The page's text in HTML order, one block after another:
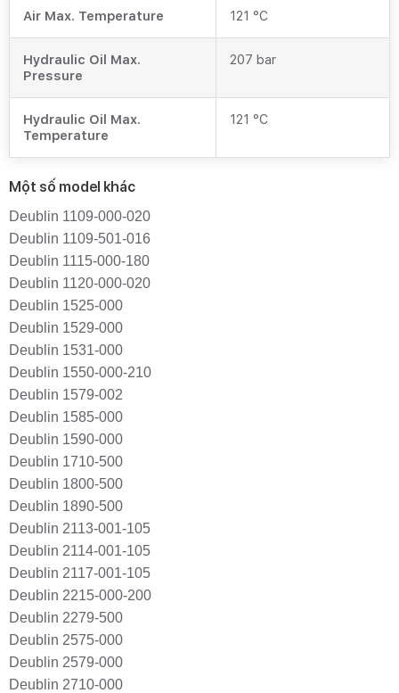
Air Max. Temperature 121 °C
Hydraulic Oil Max.
Pressure
207 bar
Hydraulic Oil Max.
Temperature
121 °C
Một số model khác
Deublin 1109-000-020
Deublin 1109-501-016
Deublin 1115-000-180
Deublin 1120-000-020
Deublin 1525-000
Deublin 1529-000
Deublin 1531-000
Deublin 1550-000-210
Deublin 1579-002
Deublin 1585-000
Deublin 1590-000
Deublin 1710-500
Deublin 1800-500
Deublin 1890-500
Deublin 2113-001-105
Deublin 2114-001-105
Deublin 2117-001-105
Deublin 2215-000-200
Deublin 2279-500
Deublin 2575-000
Deublin 2579-000
Deublin 2710-000